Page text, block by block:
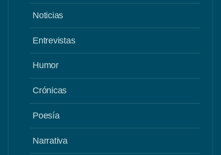
Noticias
Entrevistas
Humor
Crónicas
Poesía
Narrativa